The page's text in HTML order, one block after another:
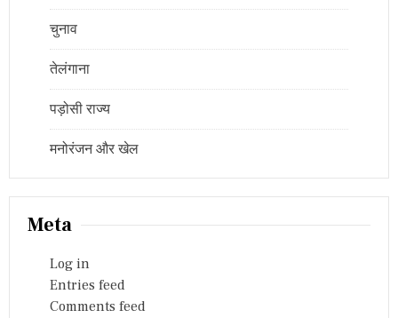
चुनाव
तेलंगाना
पड़ोसी राज्य
मनोरंजन और खेल
Meta
Log in
Entries feed
Comments feed